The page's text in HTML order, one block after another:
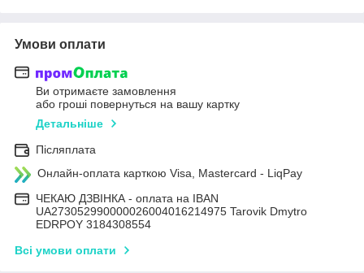
Умови оплати
Ви отримаєте замовлення
або гроші повернуться на вашу картку
Детальніше
Післяплата
Онлайн-оплата карткою Visa, Mastercard - LiqPay
ЧЕКАЮ ДЗВІНКА - оплата на IBAN
UA273052990000026004016214975 Tarovik Dmytro
EDRPOY 3184308554
Всі умови оплати